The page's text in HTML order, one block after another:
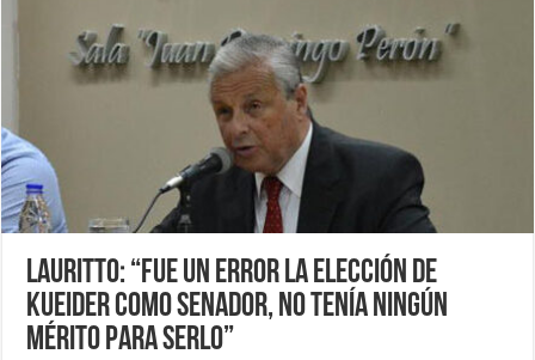
Lauritto: “Fue un error la elección de
Kueider como Senador, no tenía ningún
mérito para serlo”